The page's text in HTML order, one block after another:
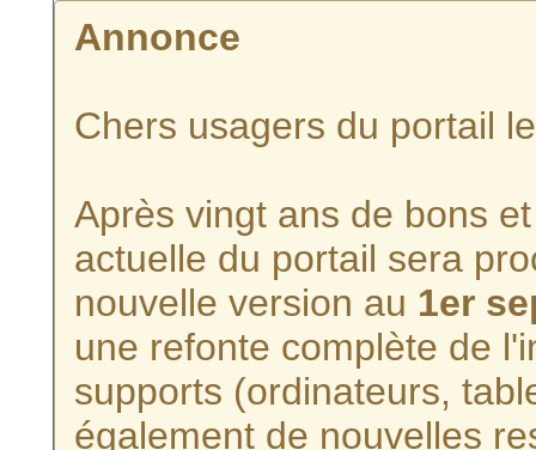
Annonce
Chers usagers du portail
Après vingt ans de bons
actuelle du portail sera
nouvelle version au 1er
une refonte complète de
supports (ordinateurs,
également de nouvelles